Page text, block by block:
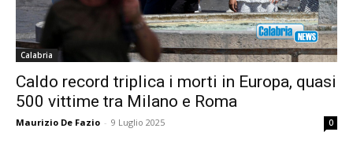
Calabria
Caldo record triplica i morti in Europa, quasi
500 vittime tra Milano e Roma
Maurizio De Fazio - 9 Luglio 2025 0